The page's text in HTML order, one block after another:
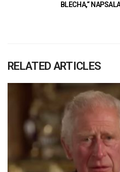
BLECHA,“
RELATED ARTICLES